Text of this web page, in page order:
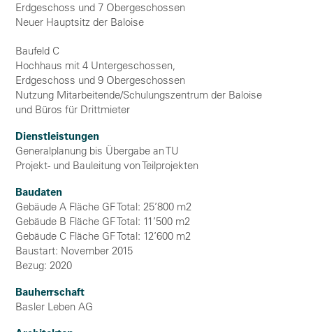
Erdgeschoss und 7 Obergeschossen
Neuer Hauptsitz der Baloise
Baufeld C
Hochhaus mit 4 Untergeschossen,
Erdgeschoss und 9 Obergeschossen
Nutzung Mitarbeitende/Schulungszentrum der Baloise
und Büros für Drittmieter
Dienstleistungen
Generalplanung bis Übergabe an TU
Projekt- und Bauleitung von Teilprojekten
Baudaten
Gebäude A Fläche GF Total: 25’800 m2
Gebäude B Fläche GF Total: 11’500 m2
Gebäude C Fläche GF Total: 12’600 m2
Baustart: November 2015
Bezug: 2020
Bauherrschaft
Basler Leben AG